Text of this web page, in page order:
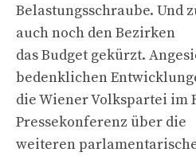
Belastungsschraube. Und
auch noch den Bezirken
das Budget gekürzt.
bedenklichen
die Wiener Volkspartei im
Pressekonferenz über die
weiteren